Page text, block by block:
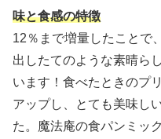
味と食感の特徴
12％まで増量したことで
出したてのような素晴ら
います！食べたときのプ
アップし、とても美味し
た。魔法庵の食パンミッ